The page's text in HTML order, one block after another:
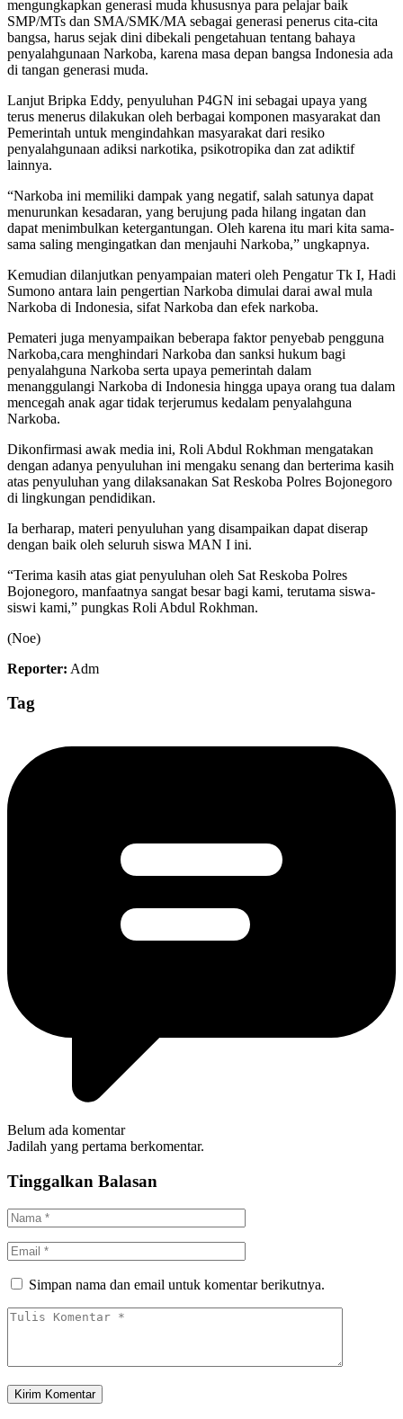
mengungkapkan generasi muda khususnya para pelajar baik
SMP/MTs dan SMA/SMK/MA sebagai generasi penerus cita-cita
bangsa, harus sejak dini dibekali pengetahuan tentang bahaya
penyalahgunaan Narkoba, karena masa depan bangsa Indonesia ada
di tangan generasi muda.
Lanjut Bripka Eddy, penyuluhan P4GN ini sebagai upaya yang
terus menerus dilakukan oleh berbagai komponen masyarakat dan
Pemerintah untuk mengindahkan masyarakat dari resiko
penyalahgunaan adiksi narkotika, psikotropika dan zat adiktif
lainnya.
“Narkoba ini memiliki dampak yang negatif, salah satunya dapat
menurunkan kesadaran, yang berujung pada hilang ingatan dan
dapat menimbulkan ketergantungan. Oleh karena itu mari kita sama-
sama saling mengingatkan dan menjauhi Narkoba,” ungkapnya.
Kemudian dilanjutkan penyampaian materi oleh Pengatur Tk I, Hadi
Sumono antara lain pengertian Narkoba dimulai darai awal mula
Narkoba di Indonesia, sifat Narkoba dan efek narkoba.
Pemateri juga menyampaikan beberapa faktor penyebab pengguna
Narkoba,cara menghindari Narkoba dan sanksi hukum bagi
penyalahguna Narkoba serta upaya pemerintah dalam
menanggulangi Narkoba di Indonesia hingga upaya orang tua dalam
mencegah anak agar tidak terjerumus kedalam penyalahguna
Narkoba.
Dikonfirmasi awak media ini, Roli Abdul Rokhman mengatakan
dengan adanya penyuluhan ini mengaku senang dan berterima kasih
atas penyuluhan yang dilaksanakan Sat Reskoba Polres Bojonegoro
di lingkungan pendidikan.
Ia berharap, materi penyuluhan yang disampaikan dapat diserap
dengan baik oleh seluruh siswa MAN I ini.
“Terima kasih atas giat penyuluhan oleh Sat Reskoba Polres
Bojonegoro, manfaatnya sangat besar bagi kami, terutama siswa-
siswi kami,” pungkas Roli Abdul Rokhman.
(Noe)
Reporter: Adm
Tag
Belum ada komentar
Jadilah yang pertama berkomentar.
Tinggalkan Balasan
Simpan nama dan email untuk komentar berikutnya.